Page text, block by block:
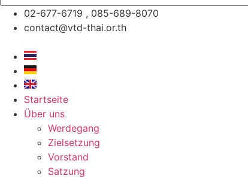
02-677-6719 , 085-689-8070
contact@vtd-thai.or.th
Startseite
Über uns
Werdegang
Zielsetzung
Vorstand
Satzung